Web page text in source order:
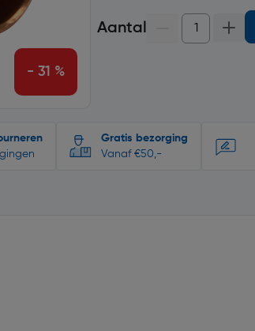
- 31 %
Aantal
Gratis bezorging
Vanaf €50,-